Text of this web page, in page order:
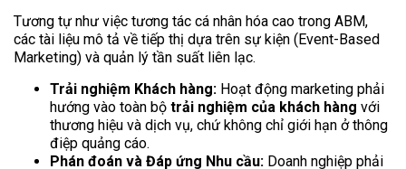
Tương tự như việc tương tác cá nhân hóa cao trong ABM,
các tài liệu mô tả về tiếp thị dựa trên sự kiện (Event-Based
Marketing) và quản lý tần suất liên lạc.
Trải nghiệm Khách hàng: Hoạt động marketing phải
hướng vào toàn bộ trải nghiệm của khách hàng với
thương hiệu và dịch vụ, chứ không chỉ giới hạn ở thông
điệp quảng cáo.
Phán đoán và Đáp ứng Nhu cầu: Doanh nghiệp phải